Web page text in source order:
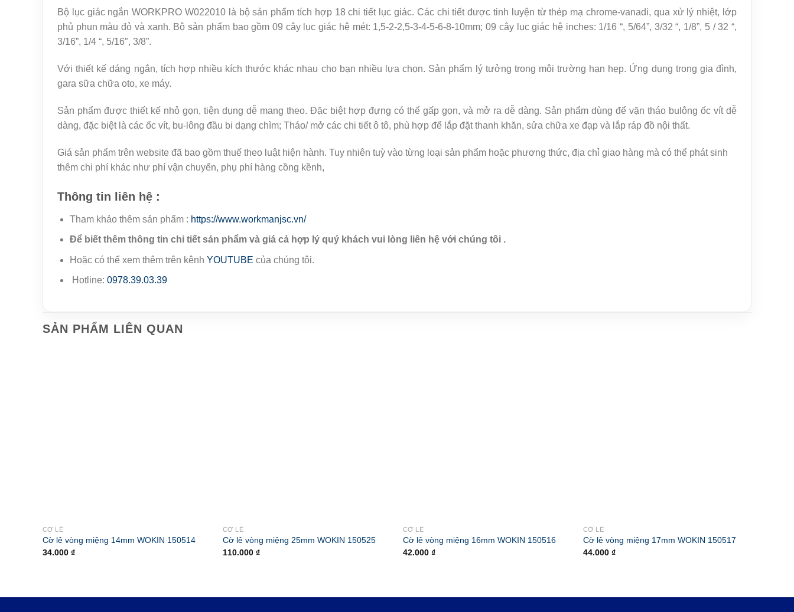
Bộ lục giác ngắn WORKPRO W022010 là bộ sản phẩm tích hợp 18 chi tiết lục giác. Các chi tiết được tinh luyện từ thép mạ chrome-vanadi, qua xử lý nhiệt, lớp
phủ phun màu đỏ và xanh. Bộ sản phẩm bao gồm 09 cây lục giác hệ mét: 1,5-2-2,5-3-4-5-6-8-10mm; 09 cây lục giác hệ inches: 1/16 “, 5/64”, 3/32 “, 1/8”, 5 / 32 “,
3/16”, 1/4 “, 5/16″, 3/8”.
Với thiết kế dáng ngắn, tích hợp nhiều kích thước khác nhau cho bạn nhiều lựa chọn. Sản phẩm lý tưởng trong môi trường hạn hẹp. Ứng dụng trong gia đình,
gara sữa chữa oto, xe máy.
Sản phẩm được thiết kế nhỏ gọn, tiện dụng dễ mang theo. Đặc biệt hợp đựng có thể gấp gọn, và mở ra dễ dàng. Sản phẩm dùng để vặn tháo bulông ốc vít dễ
dàng, đặc biệt là các ốc vít, bu-lông đầu bi dạng chìm; Tháo/ mở các chi tiết ô tô, phù hợp để lắp đặt thanh khăn, sửa chữa xe đạp và lắp ráp đồ nội thất.
Giá sản phẩm trên website đã bao gồm thuế theo luật hiện hành. Tuy nhiên tuỳ vào từng loại sản phẩm hoặc phương thức, địa chỉ giao hàng mà có thể phát sinh
thêm chi phí khác như phí vận chuyển, phụ phí hàng cồng kềnh,
Thông tin liên hệ :
Tham khảo thêm sản phẩm : https://www.workmanjsc.vn/
Để biết thêm thông tin chi tiết sản phẩm và giá cả hợp lý quý khách vui lòng liên hệ với chúng tôi .
Hoặc có thể xem thêm trên kênh YOUTUBE của chúng tôi.
Hotline: 0978.39.03.39
SẢN PHẨM LIÊN QUAN
CỜ LÊ
Cờ lê vòng miệng 14mm WOKIN 150514
34.000 ₫
CỜ LÊ
Cờ lê vòng miệng 25mm WOKIN 150525
110.000 ₫
CỜ LÊ
Cờ lê vòng miệng 16mm WOKIN 150516
42.000 ₫
CỜ LÊ
Cờ lê vòng miệng 17mm WOKIN 150517
44.000 ₫